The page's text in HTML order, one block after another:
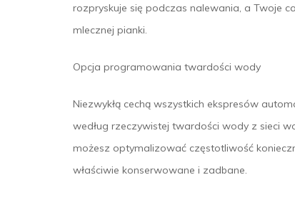
rozpryskuje się podczas nalewania, a Twoje
mlecznej pianki.
Opcja programowania twardości wody
Niezwykłą cechą wszystkich ekspresów
według rzeczywistej twardości wody z sieci
możesz optymalizować częstotliwość
właściwie konserwowane i zadbane.